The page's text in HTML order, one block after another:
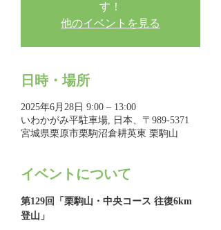
す！
他のイベントを見る
日時・場所
2025年6月28日 9:00 – 13:00
いわかがみ平駐車場, 日本、〒989-5371
宮城県栗原市栗駒沼倉耕英東 栗駒山
イベントについて
第129回「栗駒山・中央コース 往復6km
登山」